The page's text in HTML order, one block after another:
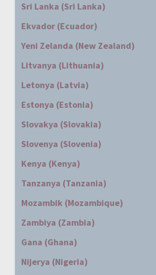
Sri Lanka (Sri Lanka)
Ekvador (Ecuador)
Yeni Zelanda (New Zealand)
Litvanya (Lithuania)
Letonya (Latvia)
Estonya (Estonia)
Slovakya (Slovakia)
Slovenya (Slovenia)
Kenya (Kenya)
Tanzanya (Tanzania)
Mozambik (Mozambique)
Zambiya (Zambia)
Gana (Ghana)
Nijerya (Nigeria)